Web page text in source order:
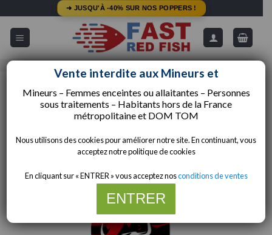
contenu
➜ JUSQU'À -40% SUR NOS POPPERS !
ACCUEIL / COMPOSITIONS / AMYLE
Vente interdite aux Mineurs et
Mineurs – Femmes enceintes ou allaitantes – Personnes
sous traitements – Habitants hors de la France
métropolitaine et DOM TOM
Nous utilisons des cookies pour améliorer notre site. En continuant, vous
acceptez notre politique de cookies
En cliquant sur « ENTRER » vous acceptez nosconditions de ventes
Merci de votre compréhension
ENTRER